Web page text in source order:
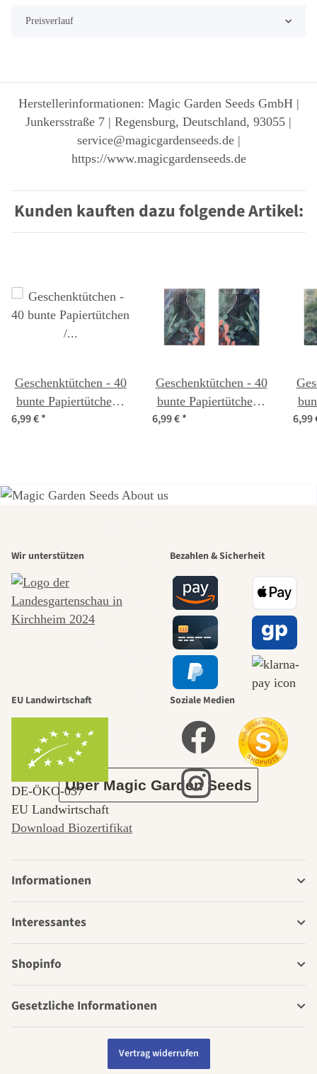
Preisverlauf
Herstellerinformationen: Magic Garden Seeds GmbH |
Junkersstraße 7 | Regensburg, Deutschland, 93055 |
service@magicgardenseeds.de |
https://www.magicgardenseeds.de
Kunden kauften dazu folgende Artikel:
Geschenktütchen - 40
bunte Papiertütchen /
Flachbeutel mit dem
6,99 €*
Geschenktütchen - 40
bunte Papiertütchen /
Flachbeutel mit dem
6,99 €* 6,99
schönsten
Wege zu uns
selbst führt
durch den
Garten
Über Magic Garden Seeds
Wir unterstützen Bezahlen & Sicherheit
EU Landwirtschaft
DE‑ÖKO‑037
EU Landwirtschaft
Download Biozertifikat
Soziale Medien
Informationen
Interessantes
Shopinfo
Gesetzliche Informationen
Vertrag widerrufen